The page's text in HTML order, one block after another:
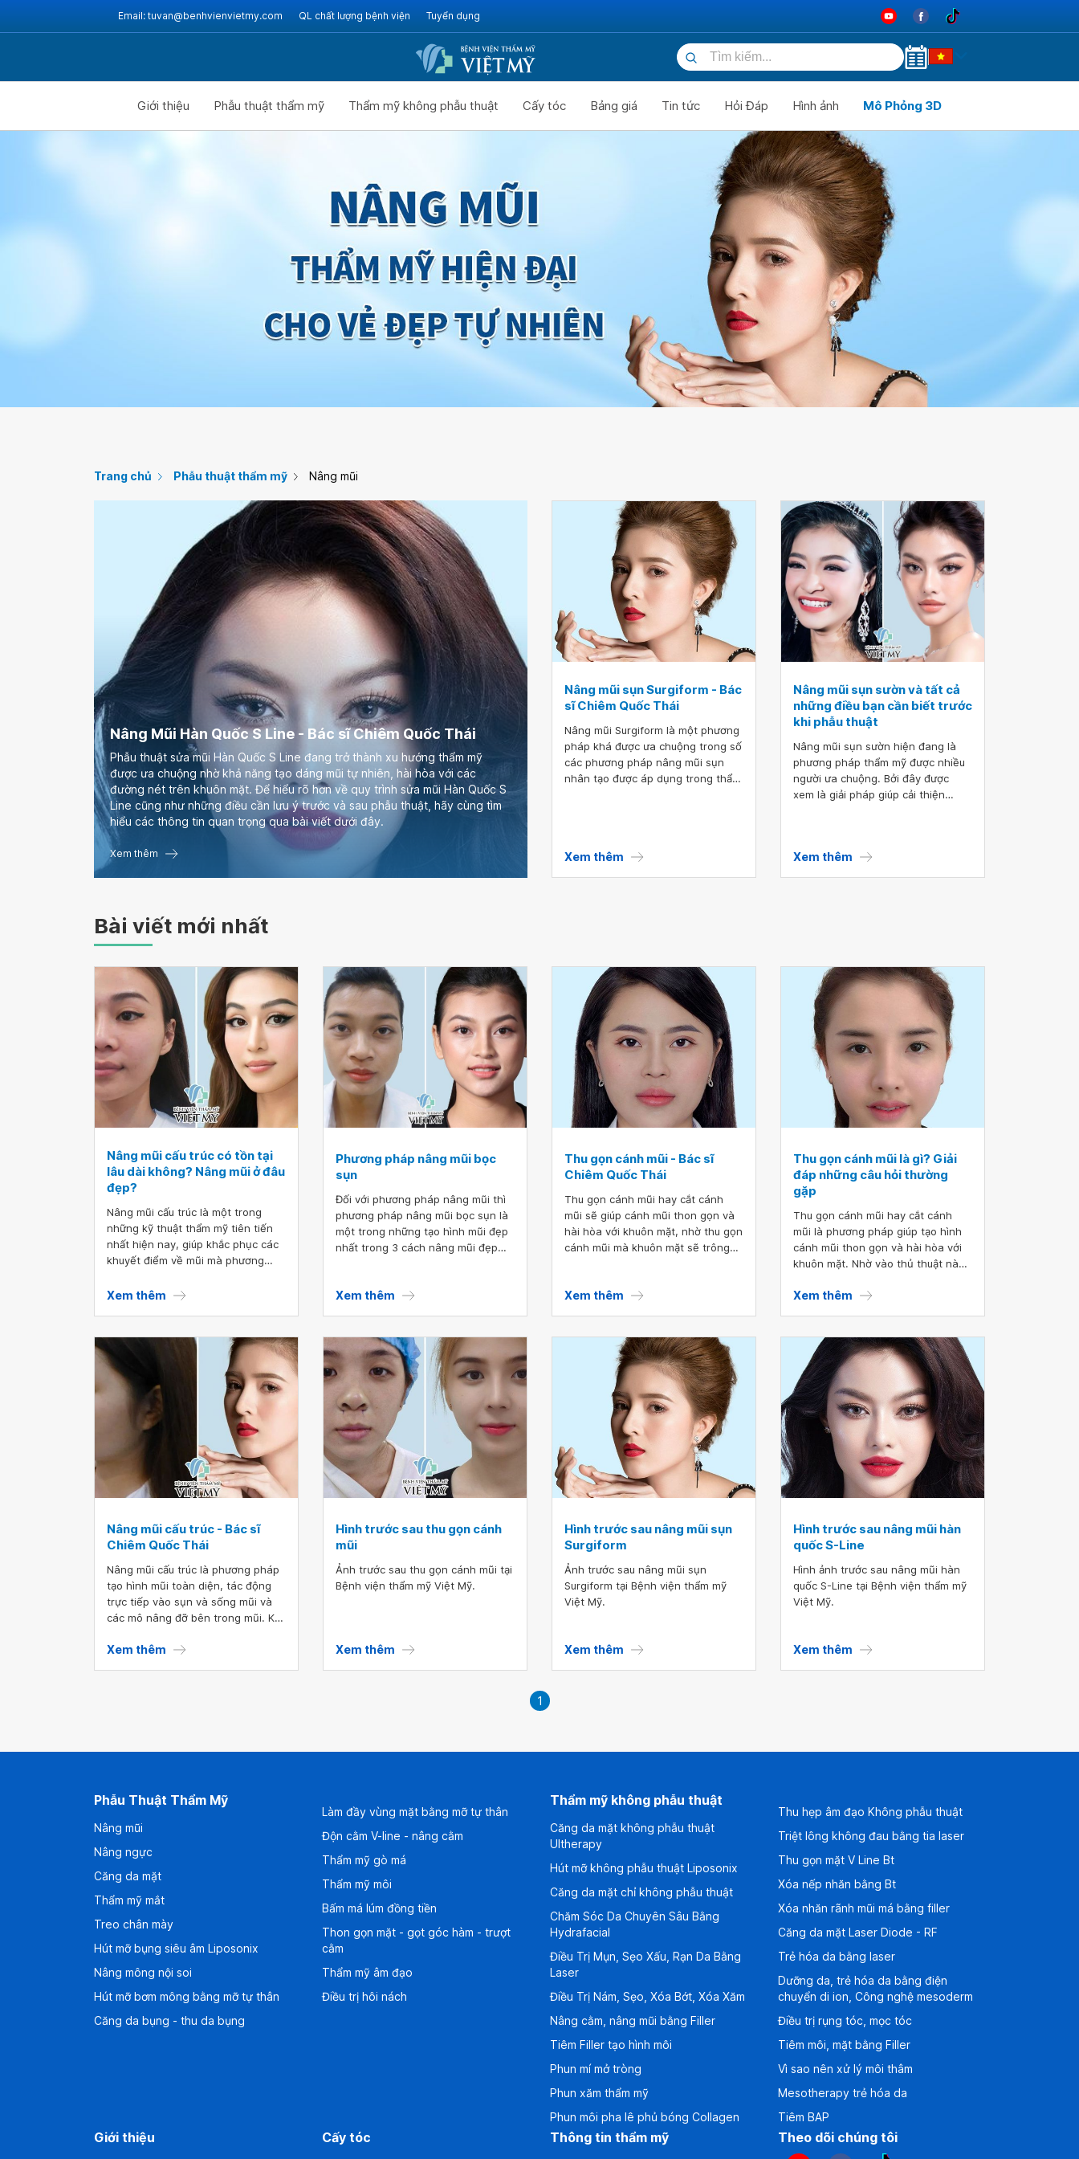
Email: tuvan@benhvienvietmy.com QL chất lượng bệnh viện Tuyển dụng
Giới thiệu Phẫu thuật thẩm mỹ Thẩm mỹ không phẫu thuật Cấy tóc Bảng giá Tin tức Hỏi Đáp Hình ảnh Mô Phỏng 3D
Trang chủ Phẫu thuật thẩm mỹ Nâng mũi
Nâng Mũi Hàn Quốc S Line - Bác sĩ Chiêm Quốc Thái
Phẫu thuật sửa mũi Hàn Quốc S Line đang trở thành xu hướng thẩm mỹ
được ưa chuộng nhờ khả năng tạo dáng mũi tự nhiên, hài hòa với các
đường nét trên khuôn mặt. Để hiểu rõ hơn về quy trình sửa mũi Hàn Quốc S
Line cũng như những điều cần lưu ý trước và sau phẫu thuật, hãy cùng tìm
hiểu các thông tin quan trọng qua bài viết dưới đây.
Xem thêm
Nâng mũi sụn Surgiform - Bác
sĩ Chiêm Quốc Thái
Nâng mũi Surgiform là một phương
pháp khá được ưa chuộng trong số
các phương pháp nâng mũi sụn
nhân tạo được áp dụng trong thẩm
Xem thêm
Nâng mũi sụn sườn và tất cả
những điều bạn cần biết trước
khi phẫu thuật
Nâng mũi sụn sườn hiện đang là
phương pháp thẩm mỹ được nhiều
người ưa chuộng. Bởi đây được
xem là giải pháp giúp cải thiện
nhiều người chưa hiểu rõ về hình
thức làm đẹp này. Sau đây hãy
Xem thêm
Bài viết mới nhất
Nâng mũi cấu trúc có tồn tại
lâu dài không? Nâng mũi ở đâu
đẹp?
Nâng mũi cấu trúc là một trong
những kỹ thuật thẩm mỹ tiên tiến
nhất hiện nay, giúp khắc phục các
khuyết điểm về mũi mà phương
thấp tẹt, vẹo lệch, cánh mũi dày,
hảo, cân đối với khuôn mặt, mang
đến sự tự tin cho bạn. Tuy nhiên,
một số người vẫn còn băn khoăn
không biết nâng mũi cấu trúc có
tồn tại lâu dài hay không? Thời
gian kéo dài khoảng bao lâu? Cùng
bệnh viện thẩm mỹ Việt Mỹ đi tìm
câu trả lời qua bài viết dưới đây
Xem thêm
Phương pháp nâng mũi bọc
sụn
Đối với phương pháp nâng mũi thì
phương pháp nâng mũi bọc sụn là
một trong những tạo hình mũi đẹp
nhất trong 3 cách nâng mũi đẹp
Xem thêm
Thu gọn cánh mũi - Bác sĩ
Chiêm Quốc Thái
Thu gọn cánh mũi hay cắt cánh
mũi sẽ giúp cánh mũi thon gọn và
hài hòa với khuôn mặt, nhờ thu gọn
cánh mũi mà khuôn mặt sẽ trông
cánh mũi gớp phần quan trọng
cánh mũi không cân đối hoặc lỗ
mũi hỉnh sẽ làm cho khuôn mặt
trông mất thẩm mỹ rất nhiều.
Xem thêm
Thu gọn cánh mũi là gì? Giải
đáp những câu hỏi thường
gặp
Thu gọn cánh mũi hay cắt cánh
mũi là phương pháp giúp tạo hình
cánh mũi thon gọn và hài hòa với
khuôn mặt. Nhờ vào thủ thuật này,
đẹp hơn rất nhiều. Hãy cùng bài
những câu hỏi thường gặp nhất
trước khi bạn tiến hành nhé.
Xem thêm
Nâng mũi cấu trúc - Bác sĩ
Chiêm Quốc Thái
Nâng mũi cấu trúc là phương pháp
tạo hình mũi toàn diện, tác động
trực tiếp vào sụn và sống mũi và
các mô nâng đỡ bên trong mũi. Kỹ
cấu trúc mũi - từ hình dáng đến
Xem thêm
Hình trước sau thu gọn cánh
mũi
Ảnh trước sau thu gọn cánh mũi tại
Bệnh viện thẩm mỹ Việt Mỹ.
Xem thêm
Hình trước sau nâng mũi sụn
Surgiform
Ảnh trước sau nâng mũi sụn
Surgiform tại Bệnh viện thẩm mỹ
Việt Mỹ.
Xem thêm
Hình trước sau nâng mũi hàn
quốc S-Line
Hình ảnh trước sau nâng mũi hàn
quốc S-Line tại Bệnh viện thẩm mỹ
Việt Mỹ.
Xem thêm
1
Phẫu Thuật Thẩm Mỹ
Nâng mũi
Nâng ngực
Căng da mặt
Thẩm mỹ mắt
Treo chân mày
Hút mỡ bụng siêu âm Liposonix
Nâng mông nội soi
Hút mỡ bơm mông bằng mỡ tự thân
Căng da bụng - thu da bụng
Làm đầy vùng mặt bằng mỡ tự thân
Độn cằm V-line - nâng cằm
Thẩm mỹ gò má
Thẩm mỹ môi
Bấm má lúm đồng tiền
Thon gọn mặt - gọt góc hàm - trượt
cằm
Thẩm mỹ âm đạo
Điều trị hôi nách
Thẩm mỹ không phẫu thuật
Căng da mặt không phẫu thuật
Ultherapy
Hút mỡ không phẫu thuật Liposonix
Căng da mặt chỉ không phẫu thuật
Chăm Sóc Da Chuyên Sâu Bằng
Hydrafacial
Điều Trị Mụn, Sẹo Xấu, Rạn Da Bằng
Laser
Điều Trị Nám, Sẹo, Xóa Bớt, Xóa Xăm
Nâng cằm, nâng mũi bằng Filler
Tiêm Filler tạo hình môi
Phun mí mở tròng
Phun xăm thẩm mỹ
Phun môi pha lê phủ bóng Collagen
Thu hẹp âm đạo Không phẫu thuật
Triệt lông không đau bằng tia laser
Thu gọn mặt V Line Bt
Xóa nếp nhăn bằng Bt
Xóa nhăn rãnh mũi má bằng filler
Căng da mặt Laser Diode - RF
Trẻ hóa da bằng laser
Dưỡng da, trẻ hóa da bằng điện
chuyển di ion, Công nghệ mesoderm
Điều trị rụng tóc, mọc tóc
Tiêm môi, mặt bằng Filler
Vì sao nên xử lý môi thâm
Mesotherapy trẻ hóa da
Tiêm BAP
Giới thiệu Cấy tóc Thông tin thẩm mỹ Theo dõi chúng tôi